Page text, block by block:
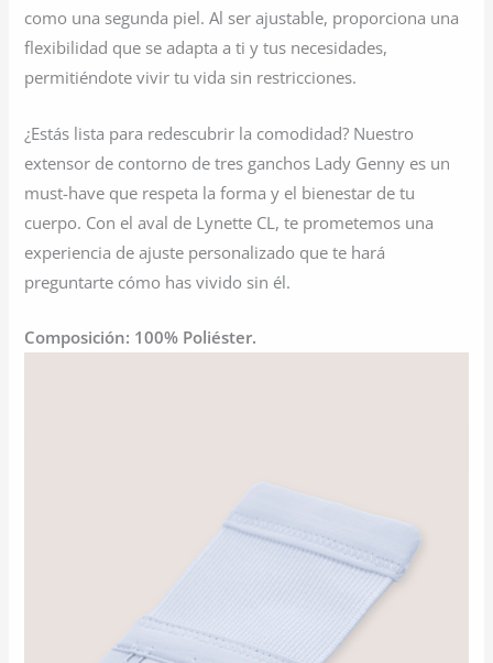
como una segunda piel. Al ser ajustable, proporciona una
flexibilidad que se adapta a ti y tus necesidades,
permitiéndote vivir tu vida sin restricciones.
¿Estás lista para redescubrir la comodidad? Nuestro
extensor de contorno de tres ganchos Lady Genny es un
must-have que respeta la forma y el bienestar de tu
cuerpo. Con el aval de Lynette CL, te prometemos una
experiencia de ajuste personalizado que te hará
preguntarte cómo has vivido sin él.
Composición: 100% Poliéster.